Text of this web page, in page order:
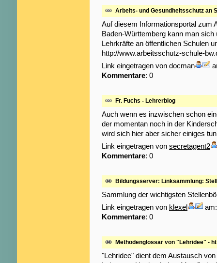
Arbeits- und Gesundheitsschutz an
Auf diesem Informationsportal zum
Baden-Württemberg kann man
Lehrkräfte an öffentlichen Schulen
http://www.arbeitsschutz-schule-
Link eingetragen von docman
Kommentare: 0
Fr. Fuchs - Lehrerblog
Auch wenn es inzwischen schon
der momentan noch in der
wird sich hier aber sicher einiges
Link eingetragen von secretagent2
Kommentare: 0
Bildungsserver: Linksammlung:
Sammlung der wichtigsten
Link eingetragen von klexel
Kommentare: 0
Methodenglossar von "Lehridee" -
"Lehridee" dient dem Austausch